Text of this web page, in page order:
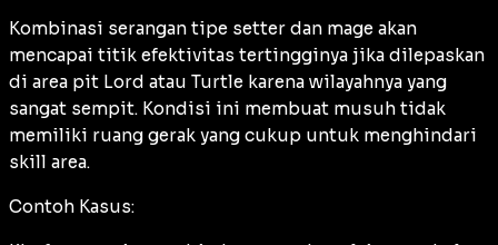
Kombinasi serangan tipe setter dan mage akan
mencapai titik efektivitas tertingginya jika dilepaskan
di area pit Lord atau Turtle karena wilayahnya yang
sangat sempit. Kondisi ini membuat musuh tidak
memiliki ruang gerak yang cukup untuk menghindari
skill area.
Contoh Kasus: